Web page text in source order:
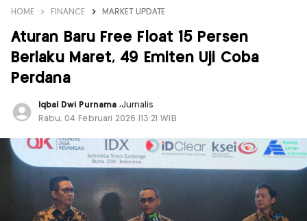
HOME FINANCE MARKET UPDATE
Aturan Baru Free Float 15 Persen
Berlaku Maret, 49 Emiten Uji Coba
Perdana
Iqbal Dwi Purnama ,Jurnalis
Rabu, 04 Februari 2026 |13:21 WIB